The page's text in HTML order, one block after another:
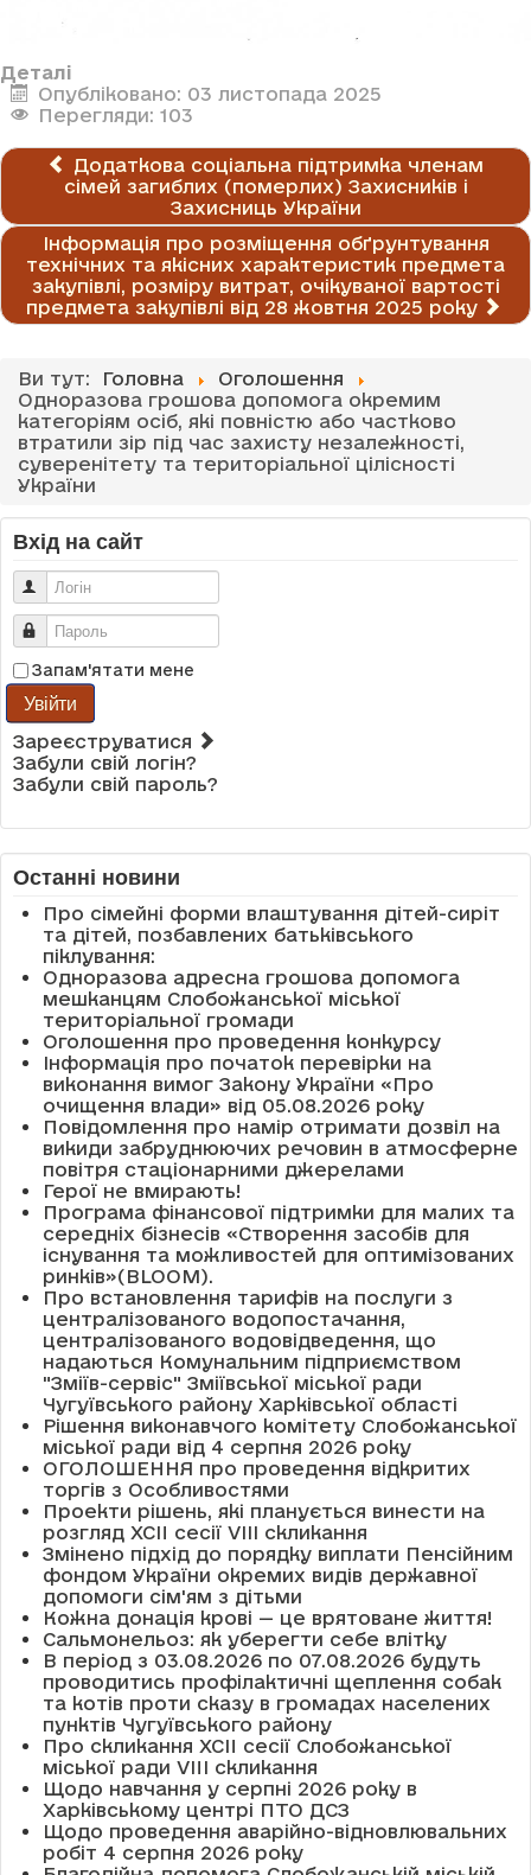
Деталі
Опубліковано: 03 листопада 2025
Перегляди: 103
Додаткова соціальна підтримка членам
сімей загиблих (померлих) Захисників і
Захисниць України
Інформація про розміщення обґрунтування
технічних та якісних характеристик предмета
закупівлі, розміру витрат, очікуваної вартості
предмета закупівлі від 28 жовтня 2025 року
Ви тут: Головна
Оголошення
Одноразова грошова допомога окремим
категоріям осіб, які повністю або частково
втратили зір під час захисту незалежності,
суверенітету та територіальної цілісності
України
Вхід на сайт
Логін
Пароль
Запам'ятати мене
Увійти
Зареєструватися
Забули свій логін?
Забули свій пароль?
Останні новини
Про сімейні форми влаштування дітей-сиріт
та дітей, позбавлених батьківського
піклування:
Одноразова адресна грошова допомога
мешканцям Слобожанської міської
територіальної громади
Оголошення про проведення конкурсу
Інформація про початок перевірки на
виконання вимог Закону України «Про
очищення влади» від 05.08.2026 року
Повідомлення про намір отримати дозвіл на
викиди забруднюючих речовин в атмосферне
повітря стаціонарними джерелами
Герої не вмирають!
Програма фінансової підтримки для малих та
середніх бізнесів «Створення засобів для
існування та можливостей для оптимізованих
ринків»(BLOOM).
Про встановлення тарифів на послуги з
централізованого водопостачання,
централізованого водовідведення, що
надаються Комунальним підприємством
"Зміїв-сервіс" Зміївської міської ради
Чугуївського району Харківської області
Рішення виконавчого комітету Слобожанської
міської ради від 4 серпня 2026 року
ОГОЛОШЕННЯ про проведення відкритих
торгів з Особливостями
Проекти рішень, які планується винести на
розгляд XCII сесії VІІІ скликання
Змінено підхід до порядку виплати Пенсійним
фондом України окремих видів державної
допомоги сім'ям з дітьми
Кожна донація крові — це врятоване життя!
Сальмонельоз: як уберегти себе влітку
В період з 03.08.2026 по 07.08.2026 будуть
проводитись профілактичні щеплення собак
та котів проти сказу в громадах населених
пунктів Чугуївського району
Про скликання XCII сесії Слобожанської
міської ради VIII скликання
Щодо навчання у серпні 2026 року в
Харківському центрі ПТО ДСЗ
Щодо проведення аварійно-відновлювальних
робіт 4 серпня 2026 року